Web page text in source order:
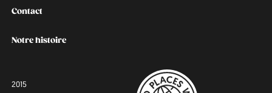
Contact
Notre histoire
2015